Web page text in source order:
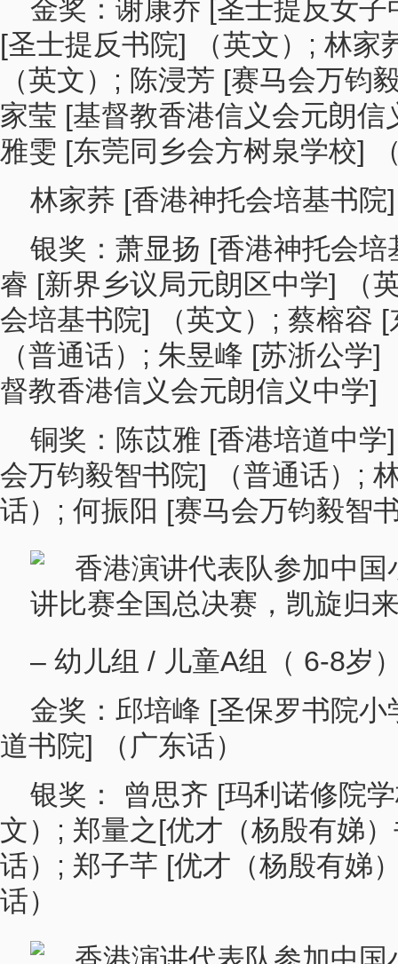
金奖：谢康乔 [圣士提反女
[圣士提反书院] （英文）; 林家
（英文）; 陈浸芳 [赛马会万钧
家莹 [基督教香港信义会元朗
雅雯 [东莞同乡会方树泉学校]
林家荞 [香港神托会培基书院
银奖：萧显扬 [香港神托会
睿 [新界乡议局元朗区中学] （
会培基书院] （英文）; 蔡榕容
（普通话）; 朱昱峰 [苏浙公学
督教香港信义会元朗信义中学]
铜奖：陈苡雅 [香港培道中
会万钧毅智书院] （普通话）;
话）; 何振阳 [赛马会万钧毅智
– 幼儿组 / 儿童A组（ 6-8岁
金奖：邱培峰 [圣保罗书院
道书院] （广东话）
银奖： 曾思齐 [玛利诺修院
文）; 郑量之[优才（杨殷有娣
话）; 郑子芊 [优才（杨殷有娣
话）